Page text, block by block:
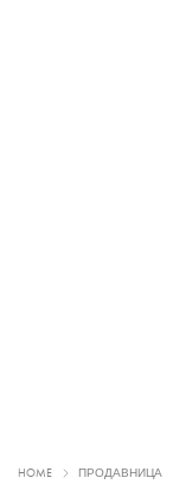
HOME ПРОДАВНИЦА